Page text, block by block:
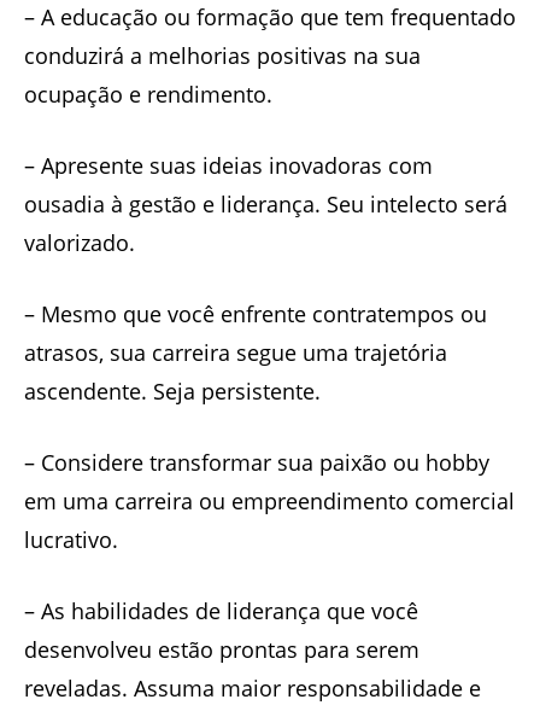
– A educação ou formação que tem frequentado
conduzirá a melhorias positivas na sua
ocupação e rendimento.
– Apresente suas ideias inovadoras com
ousadia à gestão e liderança. Seu intelecto será
valorizado.
– Mesmo que você enfrente contratempos ou
atrasos, sua carreira segue uma trajetória
ascendente. Seja persistente.
– Considere transformar sua paixão ou hobby
em uma carreira ou empreendimento comercial
lucrativo.
– As habilidades de liderança que você
desenvolveu estão prontas para serem
reveladas. Assuma maior responsabilidade e